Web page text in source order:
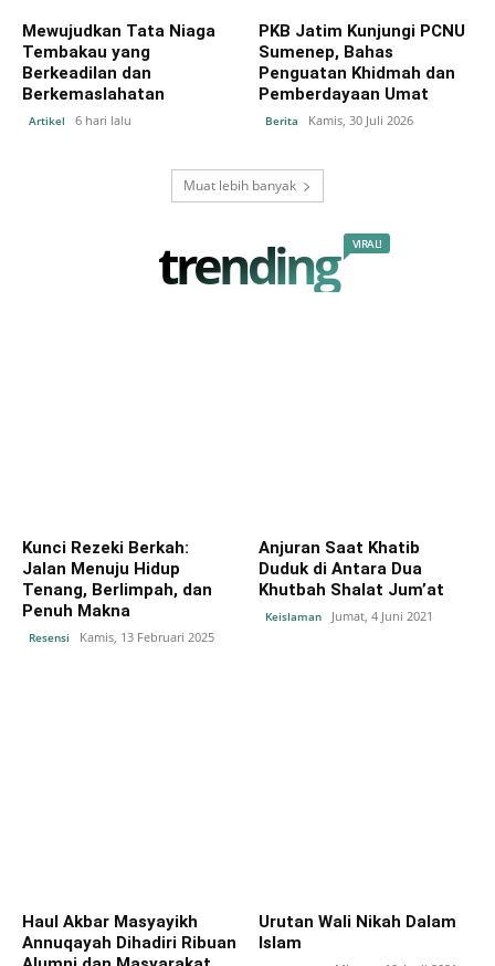
Mewujudkan Tata Niaga
Tembakau yang
Berkeadilan dan
Berkemaslahatan
Artikel 6 hari lalu
PKB Jatim Kunjungi PCNU
Sumenep, Bahas
Penguatan Khidmah dan
Pemberdayaan Umat
Berita Kamis, 30 Juli 2026
Muat lebih banyak
trending VIRAL!
Kunci Rezeki Berkah:
Jalan Menuju Hidup
Tenang, Berlimpah, dan
Penuh Makna
Resensi Kamis, 13 Februari 2025
Anjuran Saat Khatib
Duduk di Antara Dua
Khutbah Shalat Jum’at
Keislaman Jumat, 4 Juni 2021
Haul Akbar Masyayikh
Annuqayah Dihadiri Ribuan
Urutan Wali Nikah Dalam
Islam